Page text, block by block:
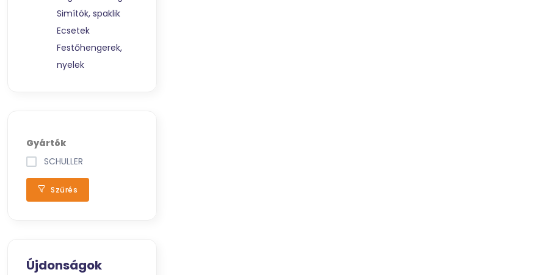
Simítók, spaklik
Ecsetek
Festőhengerek,
nyelek
Gyártók
SCHULLER
Szűrés
Újdonságok